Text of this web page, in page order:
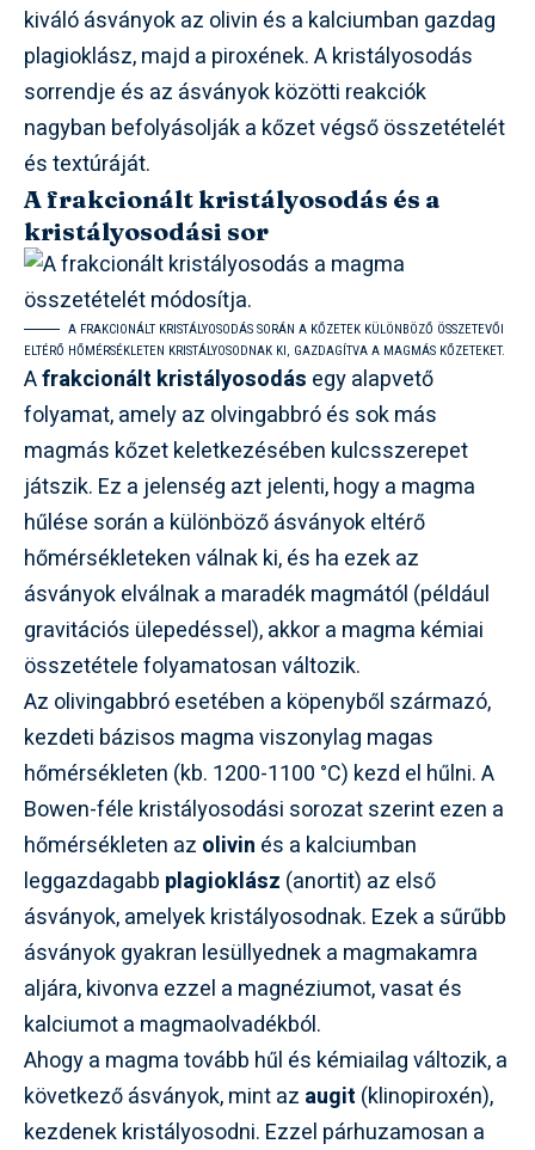
kiváló ásványok az olivin és a kalciumban gazdag
plagioklász, majd a piroxének. A kristályosodás
sorrendje és az ásványok közötti reakciók
nagyban befolyásolják a kőzet végső összetételét
és textúráját.
A frakcionált kristályosodás és a
kristályosodási sor
A FRAKCIONÁLT KRISTÁLYOSODÁS SORÁN A KŐZETEK KÜLÖNBÖZŐ ÖSSZETEVŐI
ELTÉRŐ HŐMÉRSÉKLETEN KRISTÁLYOSODNAK KI, GAZDAGÍTVA A MAGMÁS KŐZETEKET.
Afrakcionált kristályosodás egy alapvető
folyamat, amely az olvingabbró és sok más
magmás kőzet keletkezésében kulcsszerepet
játszik. Ez a jelenség azt jelenti, hogy a magma
hűlése során a különböző ásványok eltérő
hőmérsékleteken válnak ki, és ha ezek az
ásványok elválnak a maradék magmától (például
gravitációs ülepedéssel), akkor a magma kémiai
összetétele folyamatosan változik.
Az olivingabbró esetében a köpenyből származó,
kezdeti bázisos magma viszonylag magas
hőmérsékleten (kb. 1200-1100 °C) kezd el hűlni. A
Bowen-féle kristályosodási sorozat szerint ezen a
hőmérsékleten az olivin és a kalciumban
leggazdagabb plagioklász (anortit) az első
ásványok, amelyek kristályosodnak. Ezek a sűrűbb
ásványok gyakran lesüllyednek a magmakamra
aljára, kivonva ezzel a magnéziumot, vasat és
kalciumot a magmaolvadékból.
Ahogy a magma tovább hűl és kémiailag változik, a
következő ásványok, mint az augit (klinopiroxén),
kezdenek kristályosodni. Ezzel párhuzamosan a